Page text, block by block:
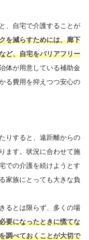
、自宅で介護することが
を減らすためには、廊下
ど、自宅をバリアフリー
体が用意している補助金
る費用を抑えつつ安心の
りすると、遠距離からの
ます。状況に合わせて施
での介護を続けようとす
家族にとっても大きな負
るとは限らず、多くの場
要になったときに慌てな
調べておくことが大切で